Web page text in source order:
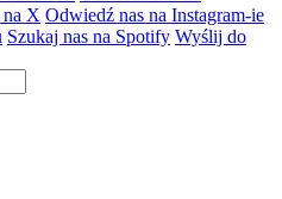
na X Odwiedź nas na Instagram-ie
Szukaj nas na Spotify Wyślij do